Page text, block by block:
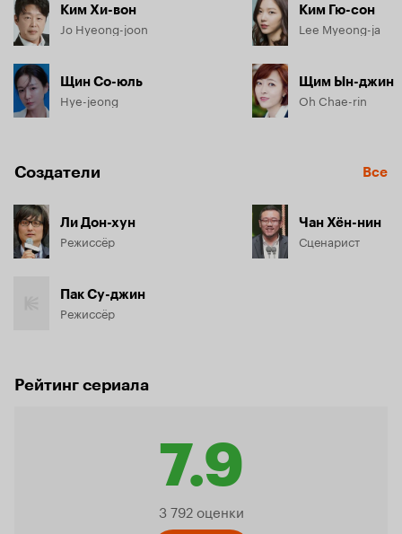
Ким Хи-вон
Jo Hyeong-joon
Щин Со-юль
Hye-jeong
Ким Гю-сон
Lee Myeong-ja
Щим Ын-джин
Oh Chae-rin
Создатели Все
Ли Дон-хун
Режиссёр
Пак Су-джин
Режиссёр
Чан Хён-нин
Сценарист
Рейтинг сериала
7.9
Рейтинг
3 792 оценки